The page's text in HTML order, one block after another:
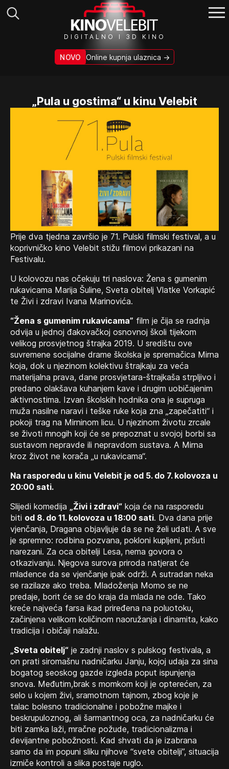
DIGITALNO I 3D KINO
NOVO Online kupnja ulaznica →
„Pula u gostima“ u kinu Velebit
Prije dva tjedna završio je 71. Pulski filmski festival, a u
koprivničko kino Velebit stižu filmovi prikazani na
Festivalu.
U kolovozu nas očekuju tri naslova: Žena s gumenim
rukavicama Marija Šuline, Sveta obitelj Vlatke Vorkapić
te Živi i zdravi Ivana Marinovića.
“Žena s gumenim rukavicama” film je čija se radnja
odvija u jednoj đakovačkoj osnovnoj školi tijekom
velikog prosvjetnog štrajka 2019. U središtu ove
suvremene socijalne drame školska je spremačica Mirna
koja, dok u njezinom kolektivu štrajkaju za veća
materijalna prava, dane prosvjetara-štrajkaša strpljivo i
predano olakšava kuhanjem kave i drugim uobičajenim
aktivnostima. Izvan školskih hodnika ona je supruga
muža nasilne naravi i teške ruke koja zna „zapečatiti“ i
pokoji trag na Mirninom licu. U njezinom životu zrcale
se životi mnogih koji će se prepoznat u svojoj borbi sa
sustavom nepravde ili nepravdom sustava. A Mirna
kroz život ne korača „u rukavicama“.
Na rasporedu u kinu Velebit je od 5. do 7. kolovoza u
20:00 sati.
Slijedi komedija „Živi i zdravi“ koja će na rasporedu
biti od 8. do 11. kolovoza u 18:00 sati. Dva dana prije
vjenčanja, Dragana objavljuje da se ne želi udati. A sve
je spremno: rodbina pozvana, pokloni kupljeni, pršuti
narezani. Za oca obitelji Lesa, nema govora o
otkazivanju. Njegova surova priroda natjerat će
mladence da se vjenčanje ipak održi. A sutradan neka
se razilaze ako treba. Mladoženja Momo se ne
predaje, borit će se do kraja da mlada ne ode. Tako
kreće najveća farsa ikad priređena na poluotoku,
začinjena velikom količinom naoružanja i dinamita, kako
tradicija i običaji nalažu.
„Sveta obitelj“ je zadnji naslov s pulskog festivala, a
on prati siromašnu nadničarku Janju, kojoj udaja za sina
bogatog seoskog gazde izgleda poput ispunjenja
snova. Međutim,brak s momkom koji je opterećen, za
selo u kojem živi, sramotnom tajnom, zbog koje je
talac bolesno tradicionalne i pobožne majke i
beskrupuloznog, ali šarmantnog oca, za nadničarku će
biti zamka laži, mračne požude, tradicionalizma i
devijantne pobožnosti. Kad shvati da je izabrana
samo da im popuni sliku njihove “svete obitelji”, situacija
izmiče kontroli a slika postaje ruglo.